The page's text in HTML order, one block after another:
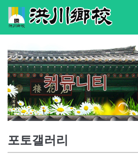
커뮤니티
포토갤러리